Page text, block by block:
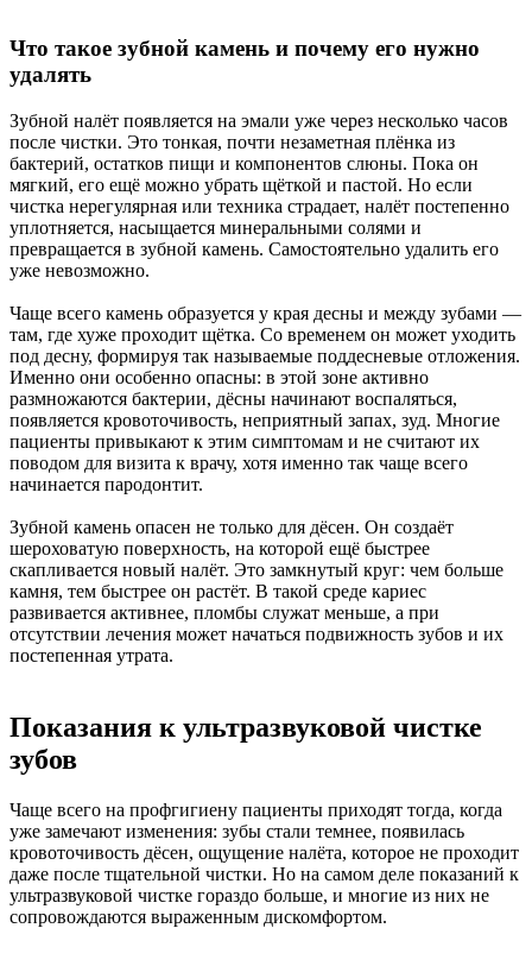
Что такое зубной камень и почему его нужно
удалять
Зубной налёт появляется на эмали уже через несколько часов
после чистки. Это тонкая, почти незаметная плёнка из
бактерий, остатков пищи и компонентов слюны. Пока он
мягкий, его ещё можно убрать щёткой и пастой. Но если
чистка нерегулярная или техника страдает, налёт постепенно
уплотняется, насыщается минеральными солями и
превращается в зубной камень. Самостоятельно удалить его
уже невозможно.
Чаще всего камень образуется у края десны и между зубами —
там, где хуже проходит щётка. Со временем он может уходить
под десну, формируя так называемые поддесневые отложения.
Именно они особенно опасны: в этой зоне активно
размножаются бактерии, дёсны начинают воспаляться,
появляется кровоточивость, неприятный запах, зуд. Многие
пациенты привыкают к этим симптомам и не считают их
поводом для визита к врачу, хотя именно так чаще всего
начинается пародонтит.
Зубной камень опасен не только для дёсен. Он создаёт
шероховатую поверхность, на которой ещё быстрее
скапливается новый налёт. Это замкнутый круг: чем больше
камня, тем быстрее он растёт. В такой среде кариес
развивается активнее, пломбы служат меньше, а при
отсутствии лечения может начаться подвижность зубов и их
постепенная утрата.
Показания к ультразвуковой чистке
зубов
Чаще всего на профгигиену пациенты приходят тогда, когда
уже замечают изменения: зубы стали темнее, появилась
кровоточивость дёсен, ощущение налёта, которое не проходит
даже после тщательной чистки. Но на самом деле показаний к
ультразвуковой чистке гораздо больше, и многие из них не
сопровождаются выраженным дискомфортом.